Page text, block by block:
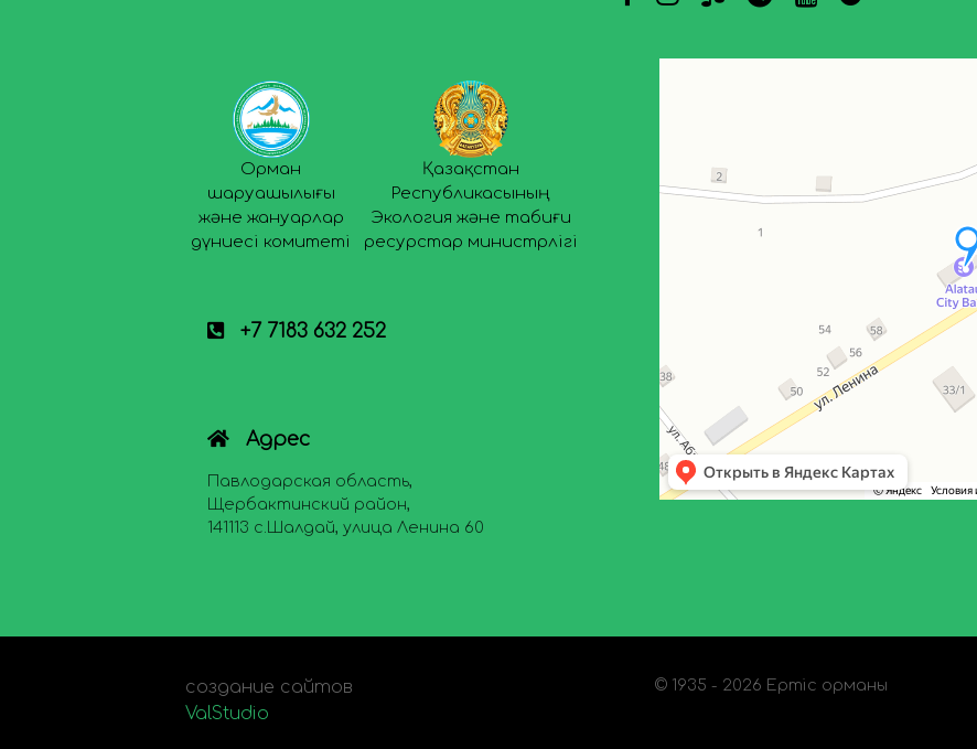
Орман
шаруашылығы
және жануарлар
дүниесі комитеті
Қазақстан
Республикасының
Экология және табиғи
ресурстар министрлігі
+7 7183 632 252
Адрес
Павлодарская область,
Щербактинский район,
141113 с.Шалдай, улица Ленина 60
создание сайтов
ValStudio
© 1935 - 2026 Ертіс орманы